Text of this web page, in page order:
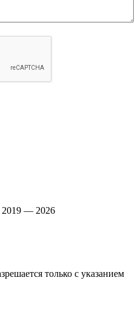
2019 — 2026
только с указанием